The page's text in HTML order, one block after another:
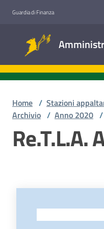
Guardia di Finanza
Accesso
civico
appaltanti
Home / Stazioni
Archivio / Anno 2020 /
Re.T.L.A.
-